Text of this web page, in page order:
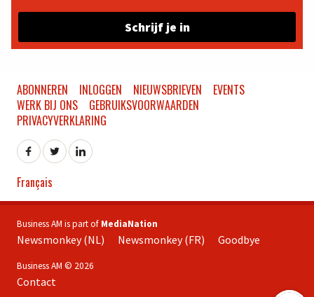
Schrijf je in
ABONNEREN INLOGGEN NIEUWSBRIEVEN
EVENTS
WERK BIJ ONS
GEBRUIKSVOORWAARDEN
PRIVACYVERKLARING
Français
Business AM is part of MediaNation
Newsmonkey (NL) Newsmonkey (FR) Goodbye
Business AM © 2026
Contact